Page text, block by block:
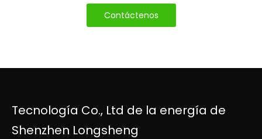
Contáctenos
Tecnología Co., Ltd de la energía de
Shenzhen Longsheng